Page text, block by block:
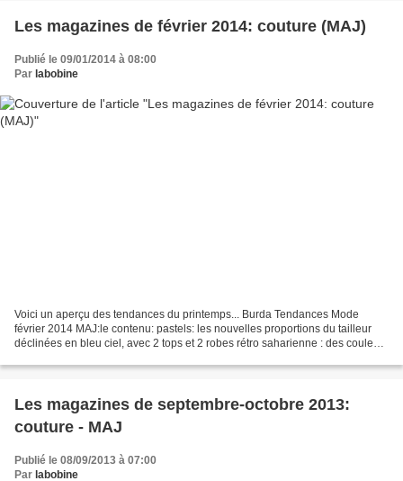
Les magazines de février 2014: couture (MAJ)
Publié le 09/01/2014 à 08:00
Par labobine
Voici un aperçu des tendances du printemps... Burda Tendances Mode
février 2014 MAJ:le contenu: pastels: les nouvelles proportions du tailleur
déclinées en bleu ciel, avec 2 tops et 2 robes rétro saharienne : des couleurs
Les magazines de septembre-octobre 2013:
couture - MAJ
Publié le 08/09/2013 à 07:00
Par labobine